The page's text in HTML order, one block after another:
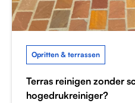
Opritten & terrassen
Terras reinigen zonder
hogedrukreiniger?